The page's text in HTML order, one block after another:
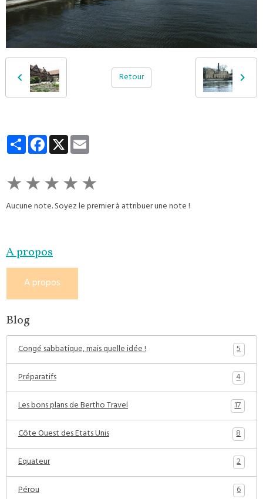
Retour
PartagerFacebook
X
★★★★★
Aucune note. Soyez le premier à attribuer une note !
A propos
A propos
Blog
Congé sabbatique, mais quelle idée !
5
Préparatifs
4
Les bons plans de Bertho Travel
17
Côte Ouest des Etats Unis
8
Equateur
2
Pérou
6